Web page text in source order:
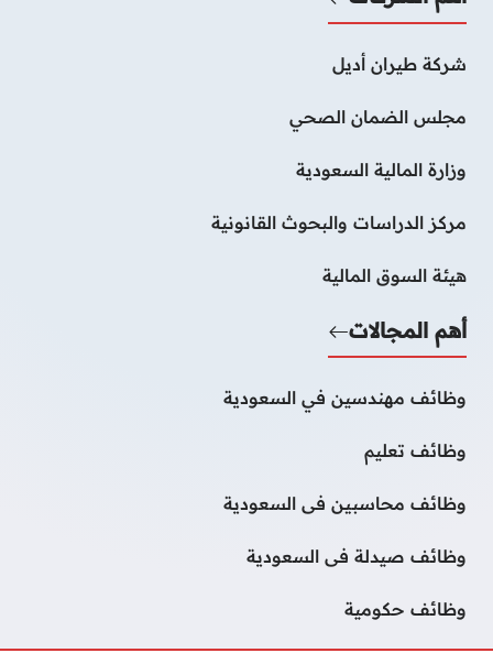
شركة طيران أديل
مجلس الضمان الصحي
وزارة المالية السعودية
مركز الدراسات والبحوث القانونية
هيئة السوق المالية
أهم المجالات
وظائف مهندسين في السعودية
وظائف تعليم
وظائف محاسبين فى السعودية
وظائف صيدلة فى السعودية
وظائف حكومية